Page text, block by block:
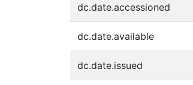
dc.date.accessioned
dc.date.available
dc.date.issued